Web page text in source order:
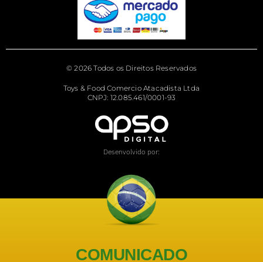
© 2026 Todos os Direitos Reservados
Toys & Food Comercio Atacadista Ltda
CNPJ: 12.085.461/0001-93
Desenvolvido por:
COMUNICADO